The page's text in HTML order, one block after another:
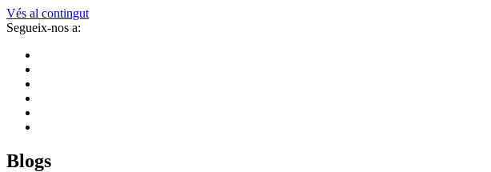
Vés al contingut
Segueix-nos a:
Blogs